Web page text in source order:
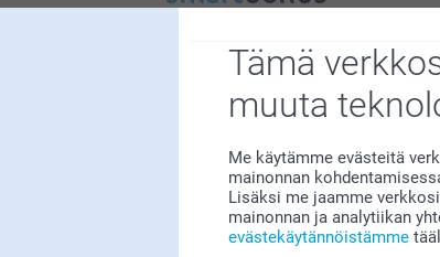
Tämä
muuta
Me käytämme evästeitä
mainonnan
Lisäksi me jaamme
mainonnan ja analytiikan
evästekäytännöistämme
Etsitkö inspiraatiota?